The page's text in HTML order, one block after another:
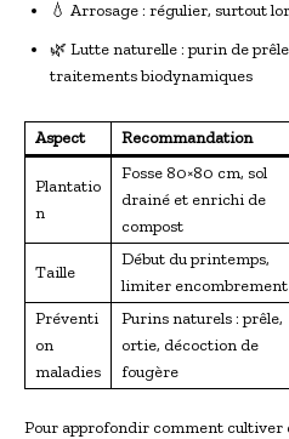
💧 Arrosage : régulier, surtout
🌿 Lutte naturelle : purin de
traitements biodynamiques
Aspect Recommandation
Plantatio
n
Fosse 80×80 cm, sol
drainé et enrichi de
compost
Taille
Début du printemps,
limiter encombrement
Préventi
on
maladies
Purins naturels : prêle,
ortie, décoction de
fougère
Pour approfondir comment